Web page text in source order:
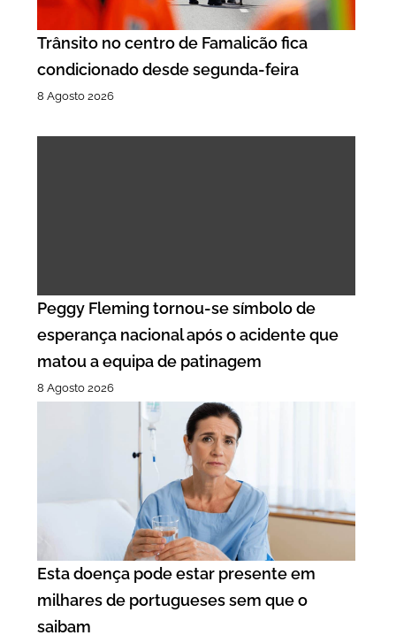
Trânsito no centro de Famalicão fica
condicionado desde segunda-feira
8 Agosto 2026
Peggy Fleming tornou-se símbolo de
esperança nacional após o acidente que
matou a equipa de patinagem
8 Agosto 2026
Esta doença pode estar presente em
milhares de portugueses sem que o
saibam